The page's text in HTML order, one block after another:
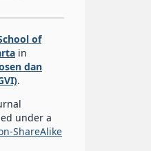
of
in
dan
.
under a
ShareAlike